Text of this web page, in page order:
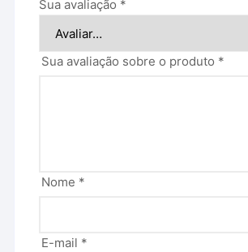
Sua avaliação *
Sua avaliação sobre o produto *
Nome *
E-mail *